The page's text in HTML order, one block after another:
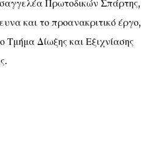
Πρωτοδικών Σπάρτης,
και το προανακριτικό έργο,
Τμήμα Δίωξης και Εξιχνίασης